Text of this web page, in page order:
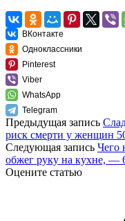
ВКонтакте
Одноклассники
Pinterest
Viber
WhatsApp
Telegram
Предыдущая запись
риск смерти у женщин
Следующая запись Чего
обжег руку на кухне, —
Оцените статью